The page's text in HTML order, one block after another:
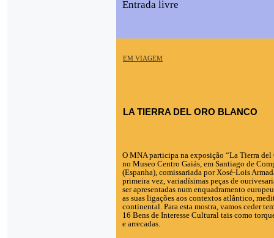
Entrada livre
EM VIAGEM
LA TIERRA DEL ORO BLANCO
O MNA participa na exposição “La Tierra del
no Museo Centro Gaiás, em Santiago de
(Espanha), comissariada por Xosé-Lois
primeira vez, variadísimas peças de
ser apresentadas num enquadramento
as suas ligações aos contextos atlântico,
continental. Para esta mostra, vamos ceder
16 Bens de Interesse Cultural tais como
e arrecadas.